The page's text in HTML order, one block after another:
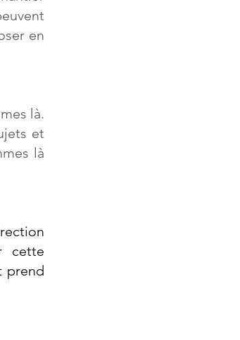
en
là.
et
là
cette
prend